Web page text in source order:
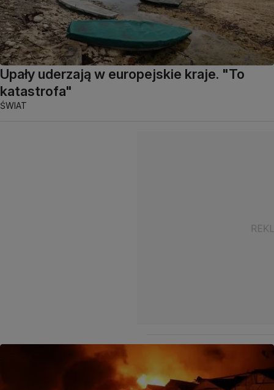
Upały uderzają w europejskie kraje. "To
katastrofa"
ŚWIAT